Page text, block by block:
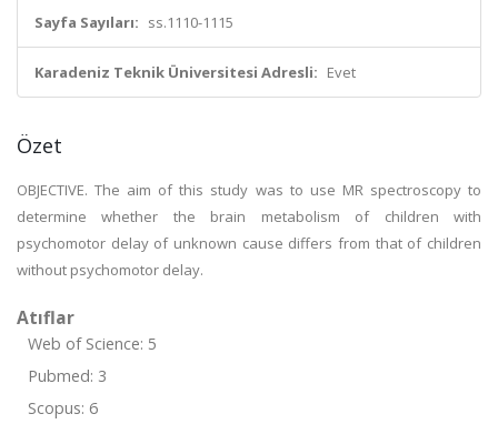
Sayfa Sayıları: ss.1110-1115
Karadeniz Teknik Üniversitesi Adresli: Evet
Özet
OBJECTIVE. The aim of this study was to use MR spectroscopy to
determine whether the brain metabolism of children with
psychomotor delay of unknown cause differs from that of children
without psychomotor delay.
Atıflar
Web of Science: 5
Pubmed: 3
Scopus: 6